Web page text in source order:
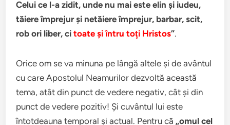
Celui ce l-a zidit, unde nu mai este elin şi iudeu,
tăiere împrejur şi netăiere împrejur, barbar, scit,
rob ori liber, citoate şi întru toţi Hristos”.
Orice om se va minuna pe lângă altele şi de avântul
cu care Apostolul Neamurilor dezvoltă această
tema, atât din punct de vedere negativ, cât şi din
punct de vedere pozitiv! Şi cuvântul lui este
întotdeauna temporal şi actual. Pentru că „omul cel